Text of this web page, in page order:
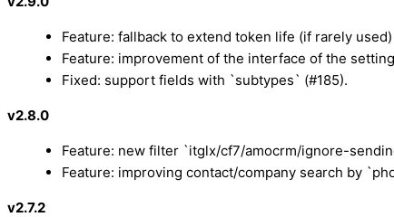
Feature: fallback to extend token life (if rarely used)
Feature: improvement of the interface of the
Fixed: support fields with `subtypes` (#185).
v2.8.0
Feature: new filter `itglx/cf7/amocrm/ignore-
Feature: improving contact/company search by
v2.7.2